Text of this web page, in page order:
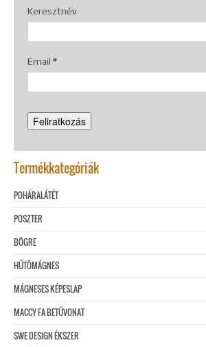
Keresztnév
Email *
Termékkategóriák
POHÁRALÁTÉT
POSZTER
BÖGRE
HŰTÖMÁGNES
MÁGNESES KÉPESLAP
MACCY FA BETŰVONAT
SWE DESIGN ÉKSZER